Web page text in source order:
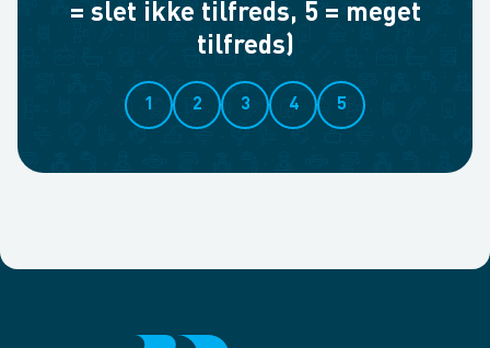
= slet ikke tilfreds, 5 = meget
tilfreds)
1 2 3 4 5